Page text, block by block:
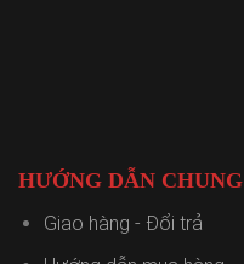
HƯỚNG DẪN CHUNG
Giao hàng - Đổi trả